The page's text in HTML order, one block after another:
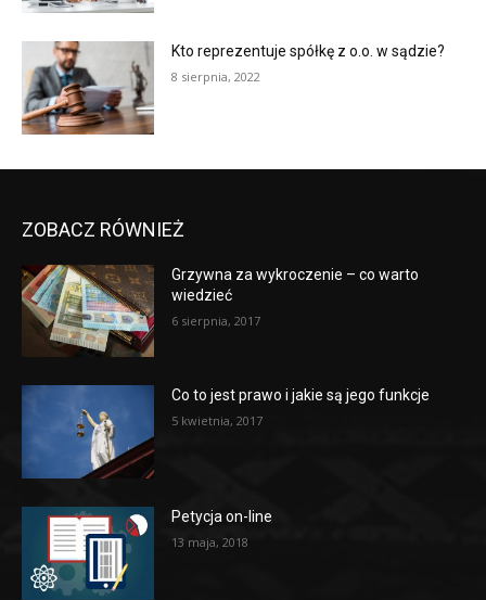
Kto reprezentuje spółkę z o.o. w sądzie?
8 sierpnia, 2022
ZOBACZ RÓWNIEŻ
Grzywna za wykroczenie – co warto
wiedzieć
6 sierpnia, 2017
Co to jest prawo i jakie są jego funkcje
5 kwietnia, 2017
Petycja on-line
13 maja, 2018